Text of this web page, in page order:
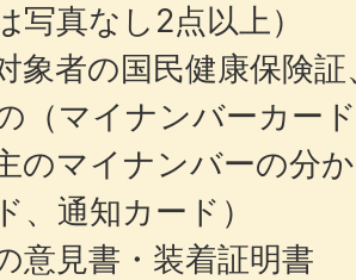
写真なし2点以上）
象者の国民健康保険
（マイナンバーカー
のマイナンバーの分
、通知カード）
意見書・装着証明書